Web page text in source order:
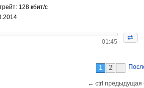
128 кбит/с
-01:45
1 2
← ctrl